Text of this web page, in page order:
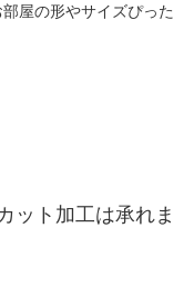
屋の形やサイズぴった
ット加工は承れま